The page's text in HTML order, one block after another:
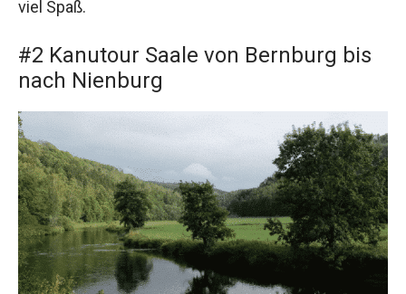
viel Spaß.
#2 Kanutour Saale von Bernburg bis
nach Nienburg